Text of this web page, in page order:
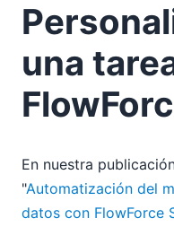
una
En nuestra
"Automatización del
datos con FlowForce